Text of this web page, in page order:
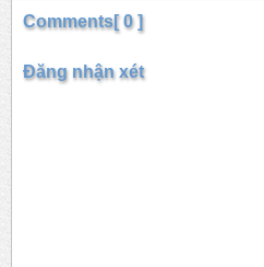
Comments[ 0 ]
Đăng nhận xét